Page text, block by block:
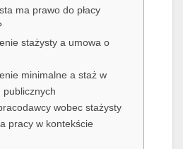
ma prawo do płacy
stażysty a umowa o
minimalne a staż w
publicznych
wobec stażysty
pracy w kontekście